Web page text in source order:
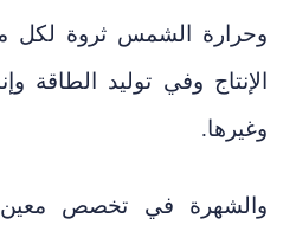
وحرارة الشمس ثروة لكل
الإنتاج وفي توليد الطاقة
وغيرها.
والشهرة في تخصص معين